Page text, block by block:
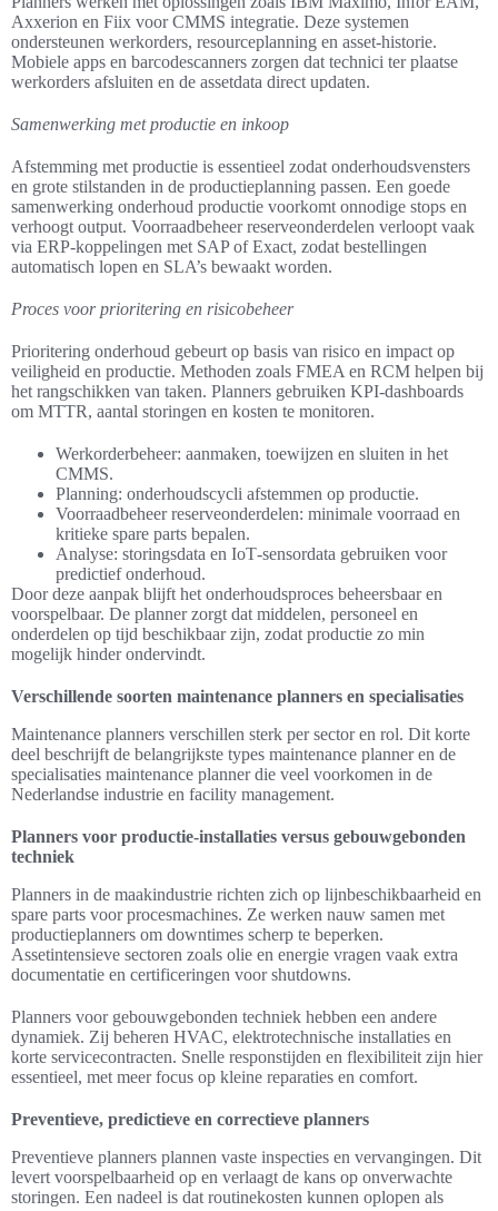
Axxerion en Fiix voor CMMS integratie. Deze systemen
ondersteunen werkorders, resourceplanning en asset‑historie.
Mobiele apps en barcodescanners zorgen dat technici ter plaatse
werkorders afsluiten en de assetdata direct updaten.
Samenwerking met productie en inkoop
Afstemming met productie is essentieel zodat onderhoudsvensters
en grote stilstanden in de productieplanning passen. Een goede
samenwerking onderhoud productie voorkomt onnodige stops en
verhoogt output. Voorraadbeheer reserveonderdelen verloopt vaak
via ERP‑koppelingen met SAP of Exact, zodat bestellingen
automatisch lopen en SLA’s bewaakt worden.
Proces voor prioritering en risicobeheer
Prioritering onderhoud gebeurt op basis van risico en impact op
veiligheid en productie. Methoden zoals FMEA en RCM helpen bij
het rangschikken van taken. Planners gebruiken KPI‑dashboards
om MTTR, aantal storingen en kosten te monitoren.
Werkorderbeheer: aanmaken, toewijzen en sluiten in het
CMMS.
Planning: onderhoudscycli afstemmen op productie.
Voorraadbeheer reserveonderdelen: minimale voorraad en
kritieke spare parts bepalen.
Analyse: storingsdata en IoT‑sensordata gebruiken voor
predictief onderhoud.
Door deze aanpak blijft het onderhoudsproces beheersbaar en
voorspelbaar. De planner zorgt dat middelen, personeel en
onderdelen op tijd beschikbaar zijn, zodat productie zo min
mogelijk hinder ondervindt.
Verschillende soorten maintenance planners en specialisaties
Maintenance planners verschillen sterk per sector en rol. Dit korte
deel beschrijft de belangrijkste types maintenance planner en de
specialisaties maintenance planner die veel voorkomen in de
Nederlandse industrie en facility management.
Planners voor productie-installaties versus gebouwgebonden
techniek
Planners in de maakindustrie richten zich op lijnbeschikbaarheid en
spare parts voor procesmachines. Ze werken nauw samen met
productieplanners om downtimes scherp te beperken.
Assetintensieve sectoren zoals olie en energie vragen vaak extra
documentatie en certificeringen voor shutdowns.
Planners voor gebouwgebonden techniek hebben een andere
dynamiek. Zij beheren HVAC, elektrotechnische installaties en
korte servicecontracten. Snelle responstijden en flexibiliteit zijn hier
essentieel, met meer focus op kleine reparaties en comfort.
Preventieve, predictieve en correctieve planners
Preventieve planners plannen vaste inspecties en vervangingen. Dit
levert voorspelbaarheid op en verlaagt de kans op onverwachte
storingen. Een nadeel is dat routinekosten kunnen oplopen als